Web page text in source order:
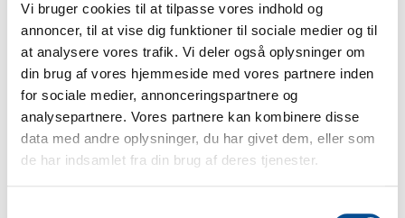
Vi bruger cookies til at tilpasse vores indhold og
annoncer, til at vise dig funktioner til sociale medier og til
at analysere vores trafik. Vi deler også oplysninger om
din brug af vores hjemmeside med vores partnere inden
for sociale medier, annonceringspartnere og
analysepartnere. Vores partnere kan kombinere disse
data med andre oplysninger, du har givet dem, eller som
de har indsamlet fra din brug af deres tjenester.
Bukning
Svejsning
Montage
Eksternbearbejdning